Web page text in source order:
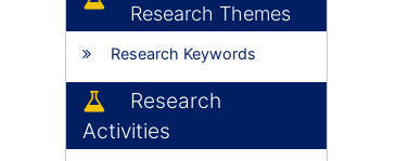
Research Themes
Research Keywords
Research
Activities